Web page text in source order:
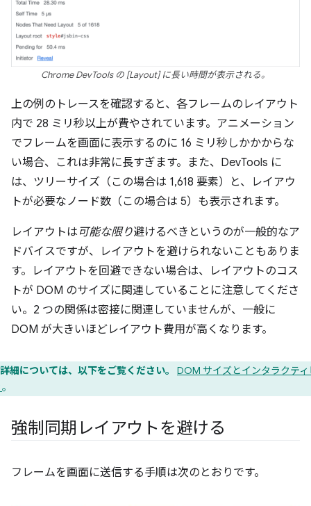
Chrome DevTools の [Layout] に長い時間が表示される。
上の例のトレースを確認すると、各フレームのレイアウト
内で 28 ミリ秒以上が費やされています。アニメーション
でフレームを画面に表示するのに 16 ミリ秒しかかからな
い場合、これは非常に長すぎます。また、DevTools に
は、ツリーサイズ（この場合は 1,618 要素）と、レイアウ
トが必要なノード数（この場合は 5）も表示されます。
レイアウトは 可能な限り避けるべきというのが一般的なア
ドバイスですが、レイアウトを避けられないこともありま
す。レイアウトを回避できない場合は、レイアウトのコス
トが DOM のサイズに関連していることに注意してくださ
い。2 つの関係は密接に関連していませんが、一般に
DOM が大きいほどレイアウト費用が高くなります。
詳細については、以下をご覧ください。
DOM サイズとインタラクティ
。
強制同期レイアウトを避ける
フレームを画面に送信する手順は次のとおりです。